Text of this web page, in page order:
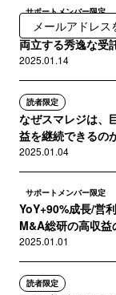
サポートメンバー限定
SaaSのOEM工場
両立する秀逸な受
2025.01.14
読者限定
なぜスマレジは、
益を継続できるの
2025.01.04
サポートメンバー限定
YoY+90%成長/営
M&A総研の高収益
2025.01.01
読者限定